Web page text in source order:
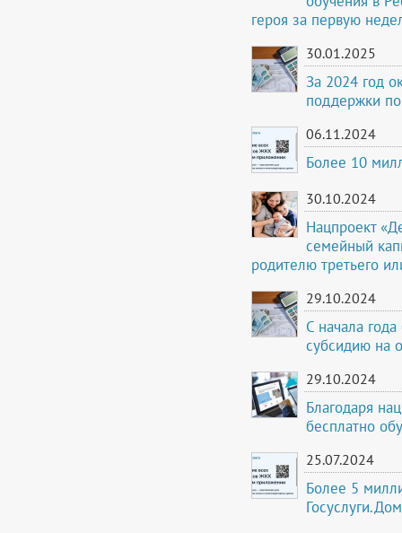
героя за первую
30.01.2025
За 2024 год
поддержки
06.11.2024
Более 10
30.10.2024
Нацпроект
семейный
родителю третьего
29.10.2024
С начала
субсидию на
29.10.2024
Благодаря
бесплатно
25.07.2024
Более 5
Госуслуги.Дом